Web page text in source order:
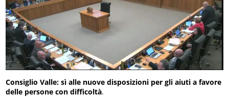
Consiglio Valle: sì alle nuove disposizioni per gli aiuti a favore
delle persone con difficoltà.